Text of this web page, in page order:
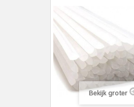
Bekijk groter